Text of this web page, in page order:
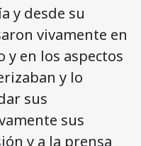
y desde su
vivamente en
y en los aspectos
y lo
sus
sus
y a la prensa